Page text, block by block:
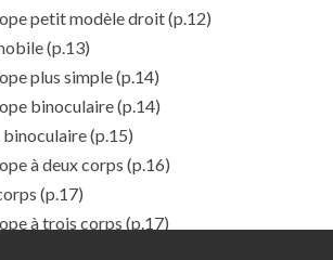
petit modèle droit(p.12)
(p.13)
plus simple(p.14)
binoculaire(p.14)
(p.15)
à deux corps (p.16)
(p.17)
à trois corps (p.17)